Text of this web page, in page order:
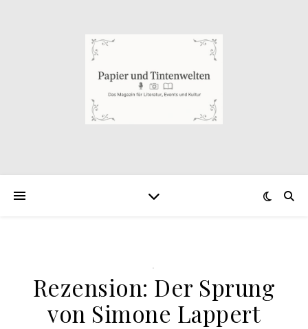
.
Rezension: Der Sprung
von Simone Lappert